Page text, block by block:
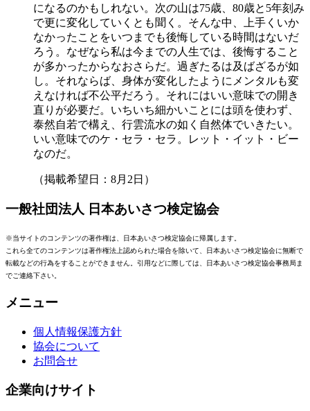
になるのかもしれない。次の山は75歳、80歳と5年刻み
で更に変化していくとも聞く。そんな中、上手くいか
なかったことをいつまでも後悔している時間はないだ
ろう。なぜなら私は今までの人生では、後悔すること
が多かったからなおさらだ。過ぎたるは及ばざるが如
し。それならば、身体が変化したようにメンタルも変
えなければ不公平だろう。それにはいい意味での開き
直りが必要だ。いちいち細かいことには頭を使わず、
泰然自若で構え、行雲流水の如く自然体でいきたい。
いい意味でのケ・セラ・セラ。レット・イット・ビー
なのだ。
（掲載希望日：8月2日）
一般社団法人 日本あいさつ検定協会
※当サイトのコンテンツの著作権は、日本あいさつ検定協会に帰属します。
これら全てのコンテンツは著作権法上認められた場合を除いて、日本あいさつ検定協会に無断で
転載などの行為をすることができません。引用などに際しては、日本あいさつ検定協会事務局ま
でご連絡下さい。
メニュー
個人情報保護方針
協会について
お問合せ
企業向けサイト